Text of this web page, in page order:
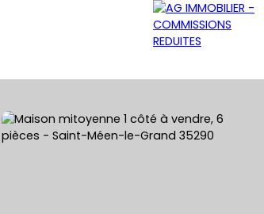
NOS AGENCES CONTACT